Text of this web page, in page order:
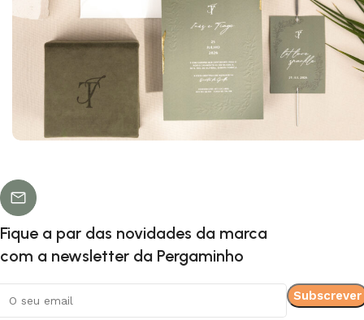
Fique a par das novidades da marca
com a newsletter da Pergaminho